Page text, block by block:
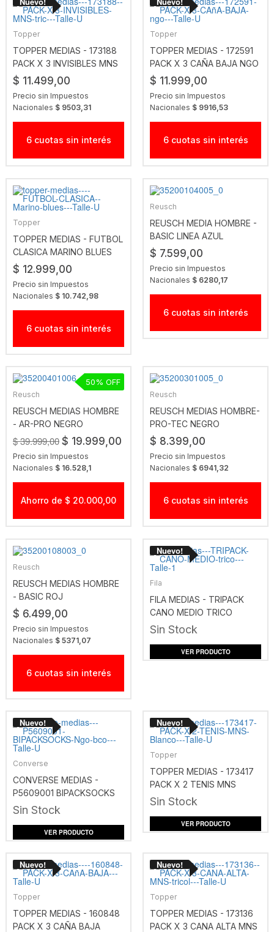
Topper
TOPPER MEDIAS - 173188
PACK X 3 INVISIBLES MNS
TRIC
$ 11.499,00
Precio sin Impuestos
Nacionales $ 9503,31
6 cuotas sin interés
Topper
TOPPER MEDIAS - 172591
PACK X 3 CAÑA BAJA NGO
$ 11.999,00
Precio sin Impuestos
Nacionales $ 9916,53
6 cuotas sin interés
Topper
TOPPER MEDIAS - FUTBOL
CLASICA MARINO BLUES
$ 12.999,00
Precio sin Impuestos
Nacionales $ 10.742,98
6 cuotas sin interés
Reusch
REUSCH MEDIA HOMBRE -
BASIC LINEA AZUL
$ 7.599,00
Precio sin Impuestos
Nacionales $ 6280,17
6 cuotas sin interés
Reusch
REUSCH MEDIAS HOMBRE
- AR-PRO NEGRO
$ 39.999,00 $ 19.999,00
Precio sin Impuestos
Nacionales $ 16.528,1
50
Ahorro de $ 20.000,00
Reusch
REUSCH MEDIAS HOMBRE-
PRO-TEC NEGRO
$ 8.399,00
Precio sin Impuestos
Nacionales $ 6941,32
6 cuotas sin interés
Reusch
REUSCH MEDIAS HOMBRE
- BASIC ROJ
$ 6.499,00
Precio sin Impuestos
Nacionales $ 5371,07
6 cuotas sin interés
Fila
FILA MEDIAS - TRIPACK
CANO MEDIO TRICO
Sin Stock
VER PRODUCTO
Converse
CONVERSE MEDIAS -
P5609001 BIPACKSOCKS
NGO BCO
Sin Stock
VER PRODUCTO
Topper
TOPPER MEDIAS - 173417
PACK X 2 TENIS MNS
BLANCO
Sin Stock
VER PRODUCTO
Topper
TOPPER MEDIAS - 160848
PACK X 3 CAÑA BAJA
Topper
TOPPER MEDIAS - 173136
PACK X 3 CANA ALTA MNS